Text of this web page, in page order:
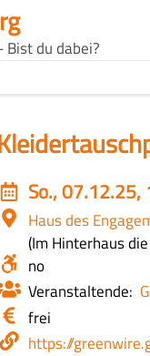
du dabei?
Event
date
So.,
Ort
Haus des
Im Hinterhaus
Barrierefrei?
no
Veranstaltende
Eintritt
/
frei
Webseite
https://